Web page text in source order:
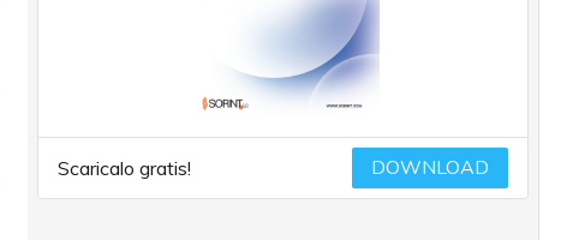
Scaricalo gratis! DOWNLOAD